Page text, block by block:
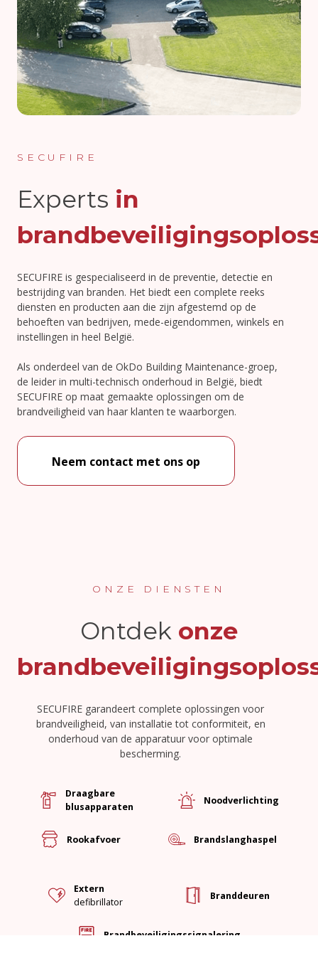
SECUFIRE
Experts in
SECUFIRE is gespecialiseerd in de preventie, detectie en
bestrijding van branden. Het biedt een complete reeks
diensten en producten aan die zijn afgestemd op de
behoeften van bedrijven, mede-eigendommen, winkels en
instellingen in heel België.
Als onderdeel van de OkDo Building Maintenance-groep,
de leider in multi-technisch onderhoud in België, biedt
SECUFIRE op maat gemaakte oplossingen om de
brandveiligheid van haar klanten te waarborgen.
Neem contact met ons op
ONZE DIENSTEN
Ontdek onze
SECUFIRE garandeert complete oplossingen voor
brandveiligheid, van installatie tot conformiteit, en
onderhoud van de apparatuur voor optimale
bescherming.
Draagbare
blusapparaten
Noodverlichting
Rookafvoer Brandslanghaspel
Extern
defibrillator
Branddeuren
Brandbeveiligingssignalering